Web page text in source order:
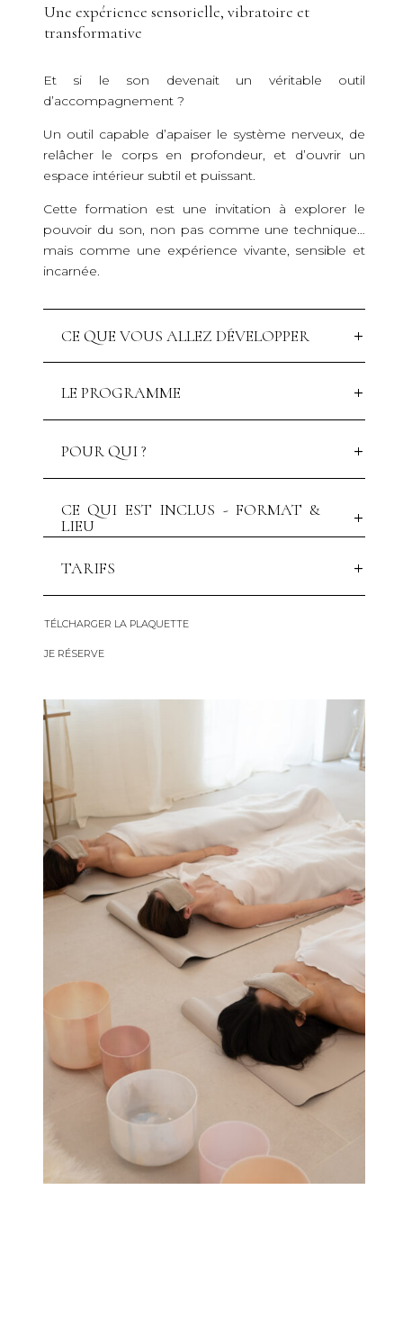
Une expérience sensorielle, vibratoire et
transformative
Et si le son devenait un véritable outil
d’accompagnement ?
Un outil capable d’apaiser le système nerveux, de
relâcher le corps en profondeur, et d’ouvrir un
espace intérieur subtil et puissant.
Cette formation est une invitation à explorer le
pouvoir du son, non pas comme une technique…
mais comme une expérience vivante, sensible et
incarnée.
CE QUE VOUS ALLEZ DÉVELOPPER
LE PROGRAMME
POUR QUI ?
CE QUI EST INCLUS - FORMAT &
LIEU
TARIFS
TÉLCHARGER LA PLAQUETTE
JE RÉSERVE